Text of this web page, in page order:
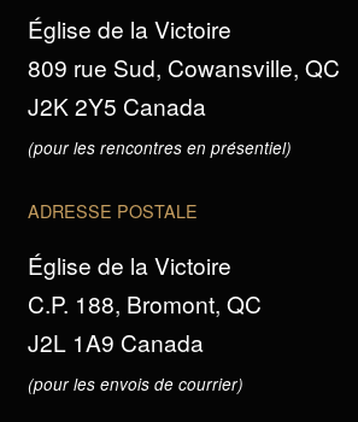
Église de la Victoire
809 rue Sud, Cowansville, QC
J2K 2Y5 Canada
(pour les rencontres en présentiel)
ADRESSE POSTALE
Église de la Victoire
C.P. 188, Bromont, QC
J2L 1A9 Canada
(pour les envois de courrier)